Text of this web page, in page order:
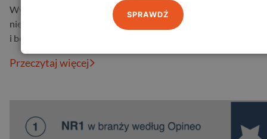
Wybór odpowiednich drzwi zewnętrznych to decyzja, która
nie tylko na wygląd Twojego domu, ale także na jego
i bez…
Przeczytaj więcej
SPRAWDŹ